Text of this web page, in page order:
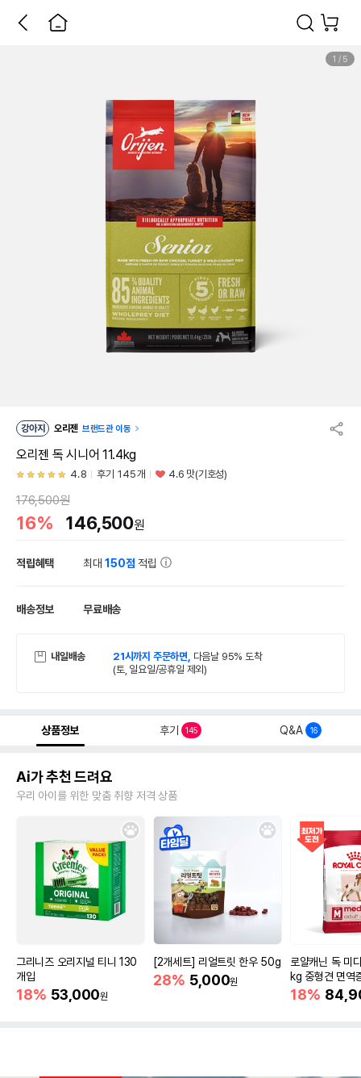
1 / 5
강아지 오리젠 브랜드관 이동
오리젠 독 시니어 11.4kg
4.8 후기 145개 4.6 맛(기호성)
176,500원
16% 146,500원
적립혜택 최대150점 적립
배송정보 무료배송
내일배송 21시까지 주문하면, 다음날 95% 도착
(토, 일요일/공휴일 제외)
상품정보 후기 145 Q&A 16
Ai가 추천 드려요
우리 아이를 위한 맞춤 취향 저격 상품
그리니즈 오리지널 티니 130
개입
18% 53,000원
[2개세트] 리얼트릿 한우 50g
28% 5,000원
로얄캐닌 독 미
kg 중형견 면역
18%